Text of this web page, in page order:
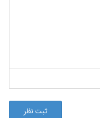
ثبت نظر